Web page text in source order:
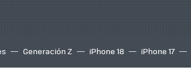
Generación Z iPhone 18 iPhone 17